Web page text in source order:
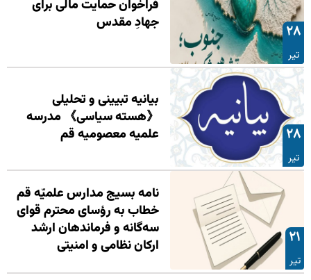
۲۸
تیر
فراخوان حمایت مالی برای
جهادِ مقدس
۲۸
تیر
بیانیه تبیینی و تحلیلی
《هسته سیاسی》 مدرسه
علمیه معصومیه قم
۲۱
تیر
نامه بسیج مدارس علمیّه قم
خطاب به رؤسای محترم قوای
سه‌گانه و فرماندهان ارشد
ارکان نظامی و امنیتی